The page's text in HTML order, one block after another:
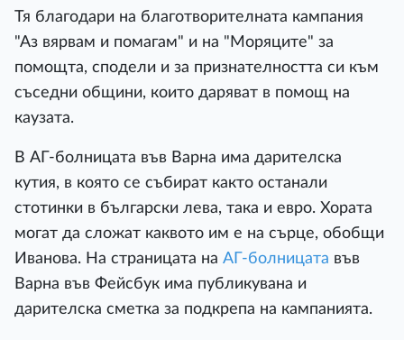
Тя благодари на благотворителната кампания
"Аз вярвам и помагам" и на "Моряците" за
помощта, сподели и за признателността си към
съседни общини, които даряват в помощ на
каузата.
В АГ-болницата във Варна има дарителска
кутия, в която се събират както останали
стотинки в български лева, така и евро. Хората
могат да сложат каквото им е на сърце, обобщи
Иванова. На страницата на АГ-болницата във
Варна във Фейсбук има публикувана и
дарителска сметка за подкрепа на кампанията.